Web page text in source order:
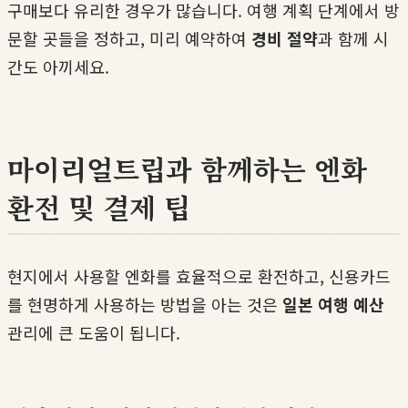
구매보다 유리한 경우가 많습니다. 여행 계획 단계에서 방
문할 곳들을 정하고, 미리 예약하여 경비 절약과 함께 시
간도 아끼세요.
마이리얼트립과 함께하는 엔화
환전 및 결제 팁
현지에서 사용할 엔화를 효율적으로 환전하고, 신용카드
를 현명하게 사용하는 방법을 아는 것은 일본 여행 예산
관리에 큰 도움이 됩니다.